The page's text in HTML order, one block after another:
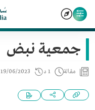
جمعية نبض
مقالة 1 د 19/06/2023